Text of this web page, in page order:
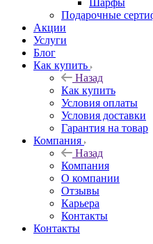
Шарфы
Подарочные
Акции
Услуги
Блог
Как купить
Назад
Как купить
Условия оплаты
Условия доставки
Гарантия на товар
Компания
Назад
Компания
О компании
Отзывы
Карьера
Контакты
Контакты